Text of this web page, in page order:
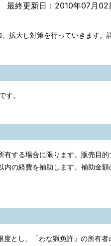
最終更新日：2010年07月02
拡大し対策を行っていきます。
す。
する場合に限ります。販売目的
内の経費を補助します。補助金額
とし、「わな猟免許」の所有者